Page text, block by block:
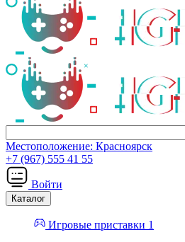
Местоположение: Красноярск
+7 (967) 555 41 55
Войти
Каталог
Игровые приставки 1